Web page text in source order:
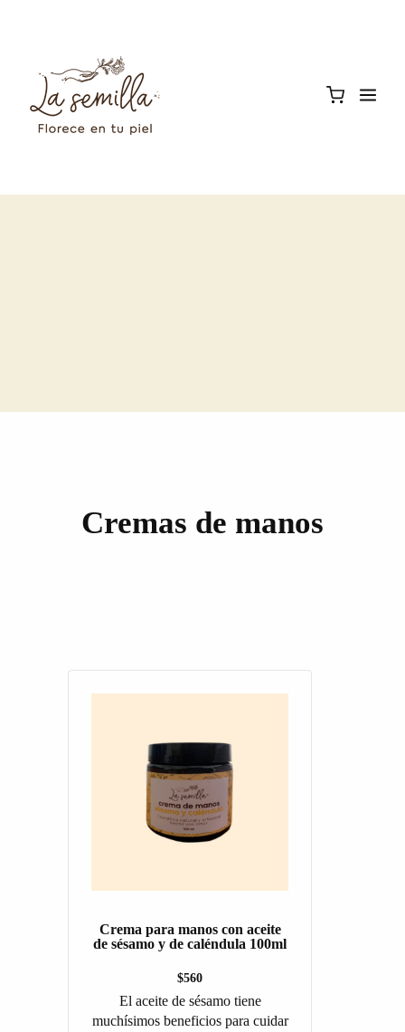
Cremas de manos
Crema para manos con aceite
de sésamo y de caléndula 100ml
$560
El aceite de sésamo tiene
muchísimos beneficios para cuidar